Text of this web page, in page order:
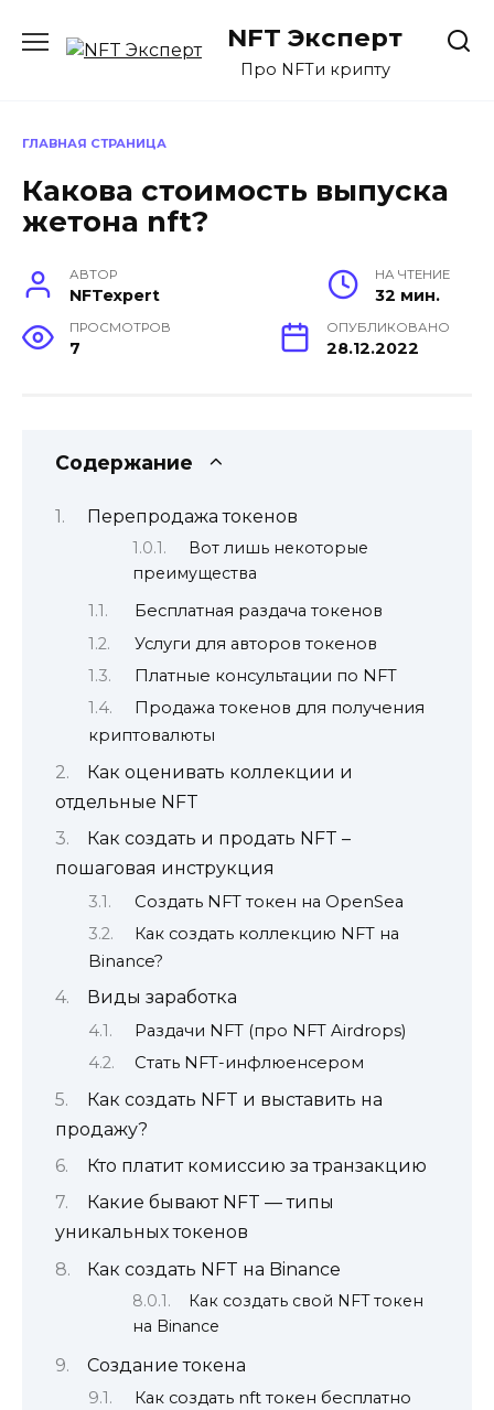
содержанию
NFT Эксперт
Про NFTи крипту
ГЛАВНАЯ СТРАНИЦА
Какова стоимость выпуска
жетона nft?
АВТОР
NFTexpert
НА ЧТЕНИЕ
32 мин.
ПРОСМОТРОВ
7
ОПУБЛИКОВАНО
28.12.2022
Содержание
Перепродажа токенов
Вот лишь некоторые
преимущества
Бесплатная раздача токенов
Услуги для авторов токенов
Платные консультации по NFT
Продажа токенов для получения
криптовалюты
Как оценивать коллекции и
отдельные NFT
Как создать и продать NFT –
пошаговая инструкция
Создать NFT токен на OpenSea
Как создать коллекцию NFT на
Binance?
Виды заработка
Раздачи NFT (про NFT Airdrops)
Стать NFT-инфлюенсером
Как создать NFT и выставить на
продажу?
Кто платит комиссию за транзакцию
Какие бывают NFT — типы
уникальных токенов
Как создать NFT на Binance
Как создать свой NFT токен
на Binance
Создание токена
Как создать nft токен бесплатно